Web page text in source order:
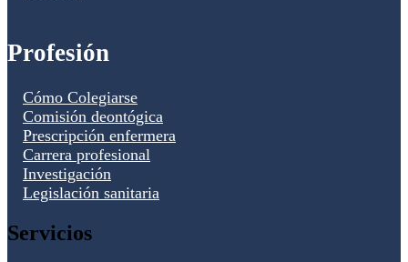
Profesión
Cómo Colegiarse
Comisión deontógica
Prescripción enfermera
Carrera profesional
Investigación
Legislación sanitaria
Servicios